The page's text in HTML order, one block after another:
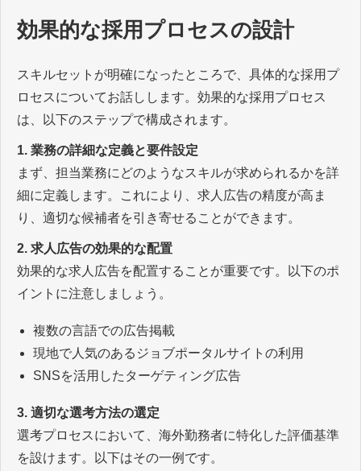
効果的な採用プロセスの設計
スキルセットが明確になったところで、具体的な採用プ
ロセスについてお話しします。効果的な採用プロセス
は、以下のステップで構成されます。
1. 業務の詳細な定義と要件設定
まず、担当業務にどのようなスキルが求められるかを詳
細に定義します。これにより、求人広告の精度が高ま
り、適切な候補者を引き寄せることができます。
2. 求人広告の効果的な配置
効果的な求人広告を配置することが重要です。以下のポ
イントに注意しましょう。
複数の言語での広告掲載
現地で人気のあるジョブポータルサイトの利用
SNSを活用したターゲティング広告
3. 適切な選考方法の選定
選考プロセスにおいて、海外勤務者に特化した評価基準
を設けます。以下はその一例です。